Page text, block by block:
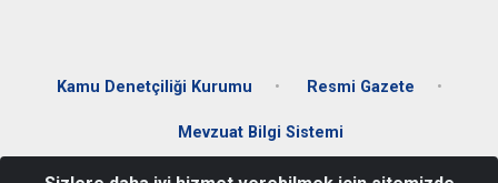
Kamu Denetçiliği Kurumu Resmi Gazete
Mevzuat Bilgi Sistemi